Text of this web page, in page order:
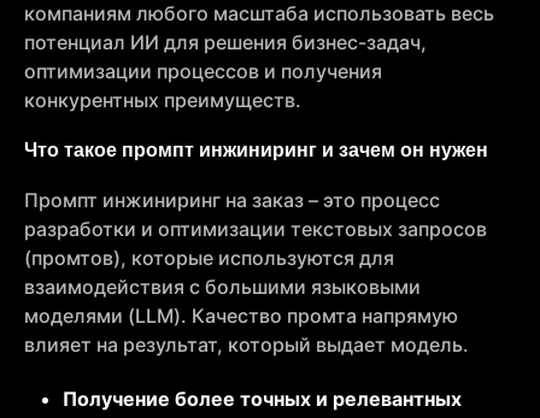
компаниям любого масштаба использовать весь
потенциал ИИ для решения бизнес-задач,
оптимизации процессов и получения
конкурентных преимуществ.
Что такое промпт инжиниринг и зачем он нужен
Промпт инжиниринг на заказ – это процесс
разработки и оптимизации текстовых запросов
(промтов), которые используются для
взаимодействия с большими языковыми
моделями (LLM). Качество промта напрямую
влияет на результат, который выдает модель.
Получение более точных и релевантных